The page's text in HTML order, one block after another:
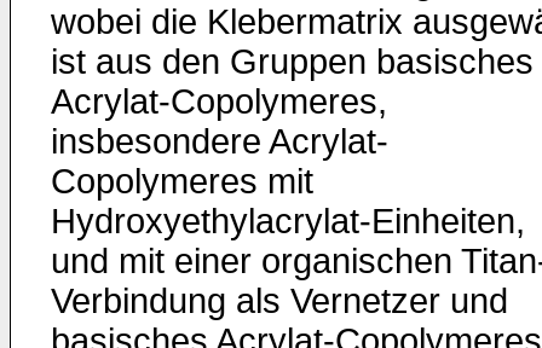
wobei die Klebermatrix
ist aus den Gruppen basisches
Acrylat-Copolymeres,
insbesondere Acrylat-
Copolymeres mit
Hydroxyethylacrylat-Einheiten,
und mit einer organischen
Verbindung als Vernetzer und